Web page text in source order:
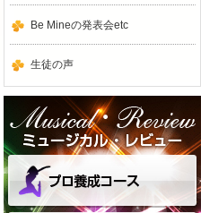
Be Mineの発表会etc
生徒の声